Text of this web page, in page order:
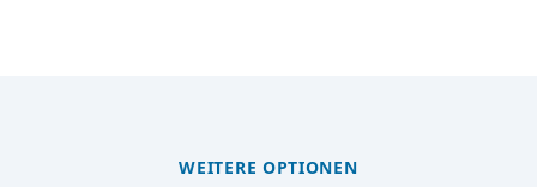
WEITERE OPTIONEN